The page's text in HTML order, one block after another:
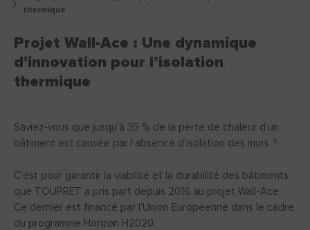
thermique
Projet Wall-Ace : Une dynamique
d'innovation pour l’isolation
thermique
Saviez-vous que jusqu'à 35 % de la perte de chaleur d’un
bâtiment est causée par l’absence d’isolation des murs ?
C'est pour garantir la viabilité et la durabilité des bâtiments
que TOUPRET a pris part depuis 2016 au projet Wall-Ace.
Ce dernier est financé par l'Union Européenne dans le cadre
du programme Horizon H2020.